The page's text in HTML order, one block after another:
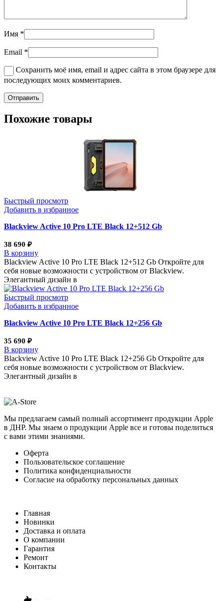
Имя *
Email *
Сохранить моё имя, email и адрес сайта в этом браузере для
последующих моих комментариев.
Похожие товары
Быстрый просмотр
Добавить в избранное
Blackview Active 10 Pro LTE Black 12+512 Gb
38 690 ₽
В корзину
Blackview Active 10 Pro LTE Black 12+512 Gb Откройте для
себя новые возможности с устройством от Blackview.
Элегантный дизайн в
Быстрый просмотр
Добавить в избранное
Blackview Active 10 Pro LTE Black 12+256 Gb
35 690 ₽
В корзину
Blackview Active 10 Pro LTE Black 12+256 Gb Откройте для
себя новые возможности с устройством от Blackview.
Элегантный дизайн в
Мы предлагаем самый полный ассортимент продукции Apple
в ДНР. Мы знаем о продукции Apple все и готовы поделиться
с вами этими знаниями.
Оферта
Пользовательское соглашение
Политика конфиденциальности
Согласие на обработку персональных данных
Главная
Новинки
Доставка и оплата
О компании
Гарантия
Ремонт
Контакты